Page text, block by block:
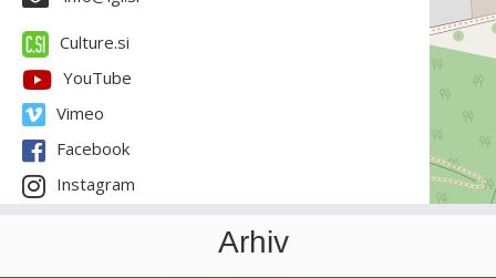
Culture.si
YouTube
Vimeo
Facebook
Instagram
Arhiv